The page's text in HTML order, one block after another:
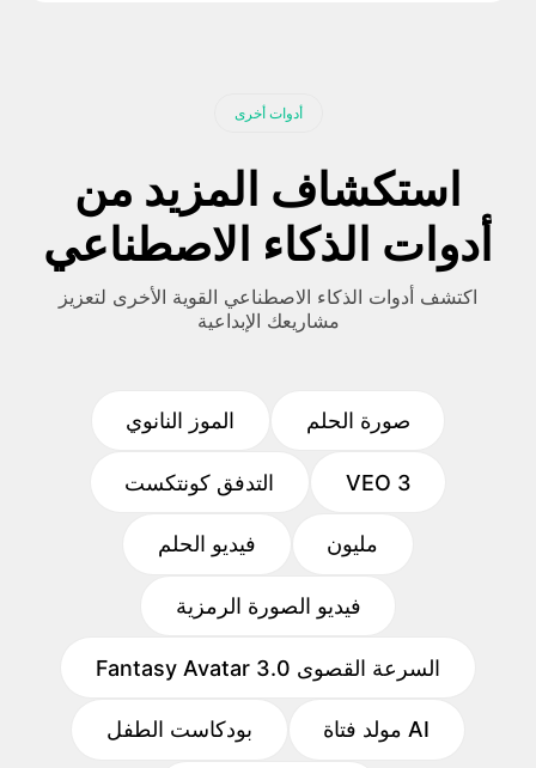
أدوات أخرى
استكشاف المزيد من
أدوات الذكاء الاصطناعي
اكتشف أدوات الذكاء الاصطناعي القوية الأخرى لتعزيز
مشاريعك الإبداعية
الموز النانوي صورة الحلم
التدفق كونتكست VEO 3
فيديو الحلم مليون
فيديو الصورة الرمزية
Fantasy Avatar 3.0 السرعة القصوى
بودكاست الطفل مولد فتاة AI